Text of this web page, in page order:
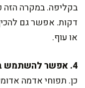
דקות. אפשר גם
או עוף.
4. אפשר להשתמש בתפוחי אדמה אדומים?
כן. תפוחי אדמה